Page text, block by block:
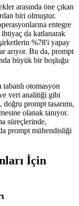
arasında öne çıkan
biri olmuştur.
entegre
da katlanarak
şirketlerin %78'i yapay
arıyor. Bu da, prompt
büyük bir boşluğu
otomasyon
veri analitiği gibi
prompt tasarımı,
olanak tanıyor.
süreçlerinde,
prompt mühendisliği
İçin